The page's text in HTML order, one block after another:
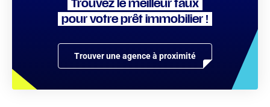
Trouvez le meilleur taux
pour votre prêt immobilier !
Trouver une agence à proximité